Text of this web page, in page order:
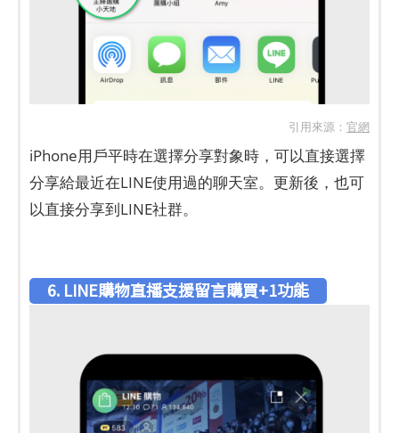
引用來源： 官網
iPhone用戶平時在選擇分享對象時，可以直接選擇
分享給最近在LINE使用過的聊天室。更新後，也可
以直接分享到LINE社群。
6. LINE購物直播支援留言購買+1功能